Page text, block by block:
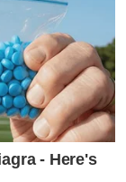
- Here's